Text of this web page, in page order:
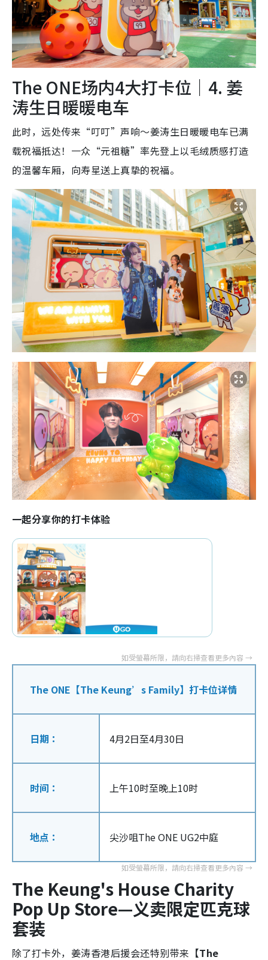
The ONE场内4大打卡位｜4. 姜
涛生日暖暖电车
此时，远处传来“叮叮”声响～姜涛生日暖暖电车已满
载祝福抵达！一众“元祖糖”率先登上以毛绒质感打造
的温馨车厢，向寿星送上真挚的祝福。
一起分享你的打卡体验
The ONE【The Keung’s Family】打卡位详情
日期： 4月2日至4月30日
时间： 上午10时至晚上10时
地点： 尖沙咀The ONE UG2中庭
The Keung's House Charity
Pop Up Store—义卖限定匹克球
套装
除了打卡外，姜涛香港后援会还特别带来 【The